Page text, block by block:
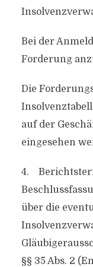
Bei der
Forderung
Die
auf der
eingesehen
4.
über die
§§ 35 Abs. 2